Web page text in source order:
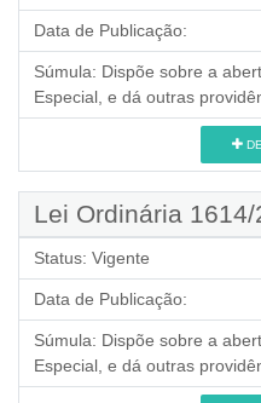
Data de Publicação:
Súmula: Dispõe sobre a
Especial, e dá outras
Lei Ordinária 1614/
Status: Vigente
Data de Publicação:
Súmula: Dispõe sobre a
Especial, e dá outras